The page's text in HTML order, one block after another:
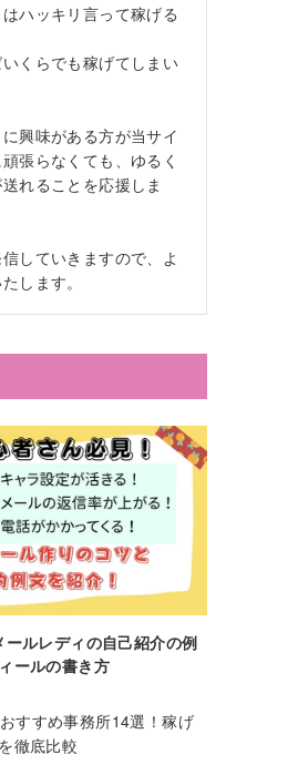
ハッキリ言って稼げる
くらでも稼げてしまい
興味がある方が当サイ
張らなくても、ゆるく
れることを応援しま
していきますので、よ
します。
ールレディの自己紹介の例
ールの書き方